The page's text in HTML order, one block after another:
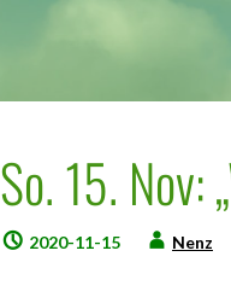
So. 15. Nov:
2020-11-15 Nenz